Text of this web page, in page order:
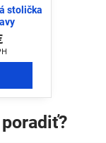
stolička